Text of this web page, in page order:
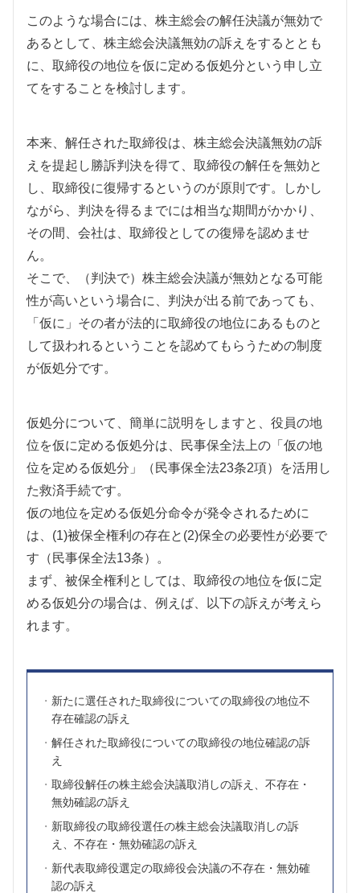
このような場合には、株主総会の解任決議が無効で
あるとして、株主総会決議無効の訴えをするととも
に、取締役の地位を仮に定める仮処分という申し立
てをすることを検討します。
本来、解任された取締役は、株主総会決議無効の訴
えを提起し勝訴判決を得て、取締役の解任を無効と
し、取締役に復帰するというのが原則です。しかし
ながら、判決を得るまでには相当な期間がかかり、
その間、会社は、取締役としての復帰を認めませ
ん。
そこで、（判決で）株主総会決議が無効となる可能
性が高いという場合に、判決が出る前であっても、
「仮に」その者が法的に取締役の地位にあるものと
して扱われるということを認めてもらうための制度
が仮処分です。
仮処分について、簡単に説明をしますと、役員の地
位を仮に定める仮処分は、民事保全法上の「仮の地
位を定める仮処分」（民事保全法23条2項）を活用し
た救済手続です。
仮の地位を定める仮処分命令が発令されるために
は、(1)被保全権利の存在と(2)保全の必要性が必要で
す（民事保全法13条）。
まず、被保全権利としては、取締役の地位を仮に定
める仮処分の場合は、例えば、以下の訴えが考えら
れます。
新たに選任された取締役についての取締役の地位不
存在確認の訴え
解任された取締役についての取締役の地位確認の訴
え
取締役解任の株主総会決議取消しの訴え、不存在・
無効確認の訴え
新取締役の取締役選任の株主総会決議取消しの訴
え、不存在・無効確認の訴え
新代表取締役選定の取締役会決議の不存在・無効確
認の訴え